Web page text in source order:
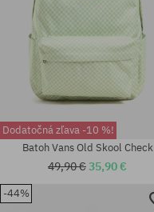
Dodatočná zľava -10 %!
Batoh Vans Old Skool Check
49,90 €35,90 €
-44%